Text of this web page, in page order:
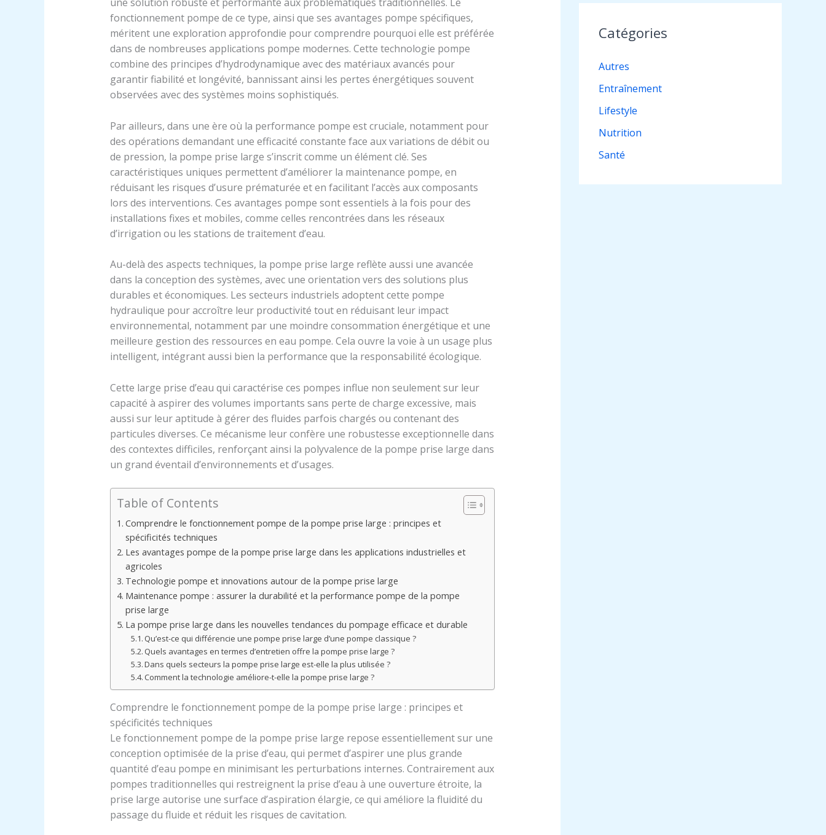
fonctionnement pompe de ce type, ainsi que ses avantages pompe spécifiques,
méritent une exploration approfondie pour comprendre pourquoi elle est préférée
dans de nombreuses applications pompe modernes. Cette technologie pompe
combine des principes d’hydrodynamique avec des matériaux avancés pour
garantir fiabilité et longévité, bannissant ainsi les pertes énergétiques souvent
observées avec des systèmes moins sophistiqués.
Par ailleurs, dans une ère où la performance pompe est cruciale, notamment pour
des opérations demandant une efficacité constante face aux variations de débit ou
de pression, la pompe prise large s’inscrit comme un élément clé. Ses
caractéristiques uniques permettent d’améliorer la maintenance pompe, en
réduisant les risques d’usure prématurée et en facilitant l’accès aux composants
lors des interventions. Ces avantages pompe sont essentiels à la fois pour des
installations fixes et mobiles, comme celles rencontrées dans les réseaux
d’irrigation ou les stations de traitement d’eau.
Au-delà des aspects techniques, la pompe prise large reflète aussi une avancée
dans la conception des systèmes, avec une orientation vers des solutions plus
durables et économiques. Les secteurs industriels adoptent cette pompe
hydraulique pour accroître leur productivité tout en réduisant leur impact
environnemental, notamment par une moindre consommation énergétique et une
meilleure gestion des ressources en eau pompe. Cela ouvre la voie à un usage plus
intelligent, intégrant aussi bien la performance que la responsabilité écologique.
Cette large prise d’eau qui caractérise ces pompes influe non seulement sur leur
capacité à aspirer des volumes importants sans perte de charge excessive, mais
aussi sur leur aptitude à gérer des fluides parfois chargés ou contenant des
particules diverses. Ce mécanisme leur confère une robustesse exceptionnelle dans
des contextes difficiles, renforçant ainsi la polyvalence de la pompe prise large dans
un grand éventail d’environnements et d’usages.
Table of Contents
Comprendre le fonctionnement pompe de la pompe prise large : principes et
spécificités techniques
Les avantages pompe de la pompe prise large dans les applications industrielles et
agricoles
Technologie pompe et innovations autour de la pompe prise large
Maintenance pompe : assurer la durabilité et la performance pompe de la pompe
prise large
La pompe prise large dans les nouvelles tendances du pompage efficace et durable
Qu’est-ce qui différencie une pompe prise large d’une pompe classique ?
Quels avantages en termes d’entretien offre la pompe prise large ?
Dans quels secteurs la pompe prise large est-elle la plus utilisée ?
Comment la technologie améliore-t-elle la pompe prise large ?
Comprendre le fonctionnement pompe de la pompe prise large : principes et
spécificités techniques
Le fonctionnement pompe de la pompe prise large repose essentiellement sur une
conception optimisée de la prise d’eau, qui permet d’aspirer une plus grande
quantité d’eau pompe en minimisant les perturbations internes. Contrairement aux
pompes traditionnelles qui restreignent la prise d’eau à une ouverture étroite, la
prise large autorise une surface d’aspiration élargie, ce qui améliore la fluidité du
passage du fluide et réduit les risques de cavitation.
Catégories
Autres
Entraînement
Lifestyle
Nutrition
Santé